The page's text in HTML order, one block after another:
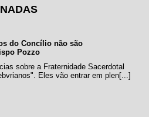
do Concílio não são
Pozzo
sobre a Fraternidade Sacerdotal
Eles vão entrar em plen[...]